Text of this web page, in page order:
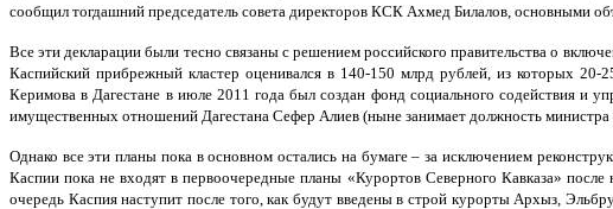
сообщил тогдашний председатель совета директоров КСК Ахмед Билалов, основными
Все эти декларации были тесно связаны с решением российского правительства о
Каспийский прибрежный кластер оценивался в 140-150 млрд рублей, из которых 20-
Керимова в Дагестане в июле 2011 года был создан фонд социального содействия и
имущественных отношений Дагестана Сефер Алиев (ныне занимает должность министра
Однако все эти планы пока в основном остались на бумаге – за исключением
Каспии пока не входят в первоочередные планы «Курортов Северного Кавказа»
очередь Каспия наступит после того, как будут введены в строй курорты Архыз,